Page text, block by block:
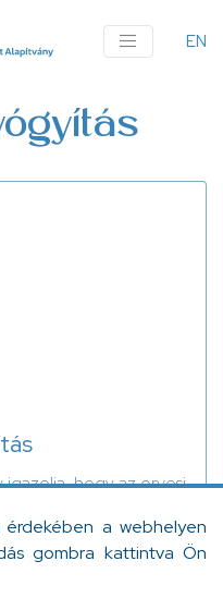
a webhelyen
gombra kattintva Ön
EN
hogy az orvosi
az erre épülő
része.